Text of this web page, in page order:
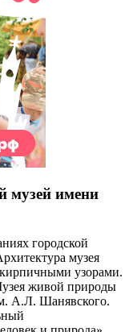
музей имени
городской
музея
узорами.
живой природы
А.Л. Шанявского.